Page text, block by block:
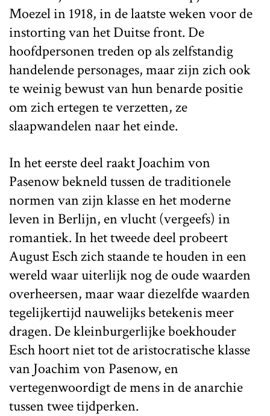
Moezel in 1918, in de laatste weken voor de
instorting van het Duitse front. De
hoofdpersonen treden op als zelfstandig
handelende personages, maar zijn zich ook
te weinig bewust van hun benarde positie
om zich ertegen te verzetten, ze
slaapwandelen naar het einde.
In het eerste deel raakt Joachim von
Pasenow bekneld tussen de traditionele
normen van zijn klasse en het moderne
leven in Berlijn, en vlucht (vergeefs) in
romantiek. In het tweede deel probeert
August Esch zich staande te houden in een
wereld waar uiterlijk nog de oude waarden
overheersen, maar waar diezelfde waarden
tegelijkertijd nauwelijks betekenis meer
dragen. De kleinburgerlijke boekhouder
Esch hoort niet tot de aristocratische klasse
van Joachim von Pasenow, en
vertegenwoordigt de mens in de anarchie
tussen twee tijdperken.